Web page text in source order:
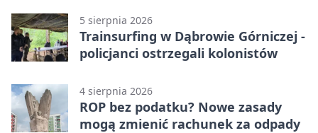
5 sierpnia 2026
Trainsurfing w Dąbrowie Górniczej -
policjanci ostrzegali kolonistów
4 sierpnia 2026
ROP bez podatku? Nowe zasady
mogą zmienić rachunek za odpady